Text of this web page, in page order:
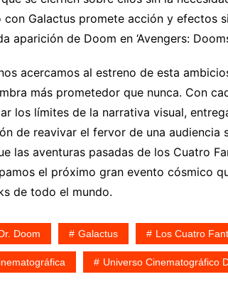
con Galactus promete acción y efectos
aparición de Doom en ‘Avengers:
acercamos al estreno de esta
más prometedor que nunca. Con
los límites de la narrativa visual,
de reavivar el fervor de una audiencia
las aventuras pasadas de los Cuatro
el próximo gran evento cósmico
de todo el mundo.
Doom Galactus Los Cuatro
Universo Cinematográfico